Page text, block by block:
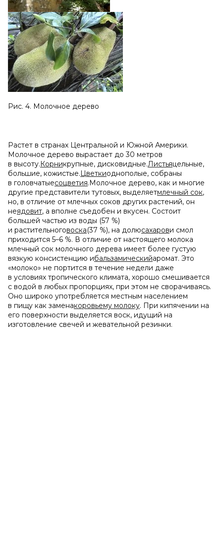
Рис. 4. Молочное дерево
Растет в странах Центральной и Южной Америки.
Молочное дерево вырастает до 30 метров
в высоту.Корникрупные, дисковидные.Листьяцельные,
большие, кожистые.Цветкиоднополые, собраны
в головчатыесоцветия.Молочное дерево, как и многие
другие представители тутовых, выделяетмлечный сок,
но, в отличие от млечных соков других растений, он
неядовит, а вполне съедобен и вкусен. Состоит
большей частью из воды (57 %)
и растительноговоска(37 %), на долюсахарови смол
приходится 5–6 %. В отличие от настоящего молока
млечный сок молочного дерева имеет более густую
вязкую консистенцию ибальзамическийаромат. Это
«молоко» не портится в течение недели даже
в условиях тропического климата, хорошо смешивается
с водой в любых пропорциях, при этом не сворачиваясь.
Оно широко употребляется местным населением
в пищу как заменакоровьему молоку. При кипячении на
его поверхности выделяется воск, идущий на
изготовление свечей и жевательной резинки.